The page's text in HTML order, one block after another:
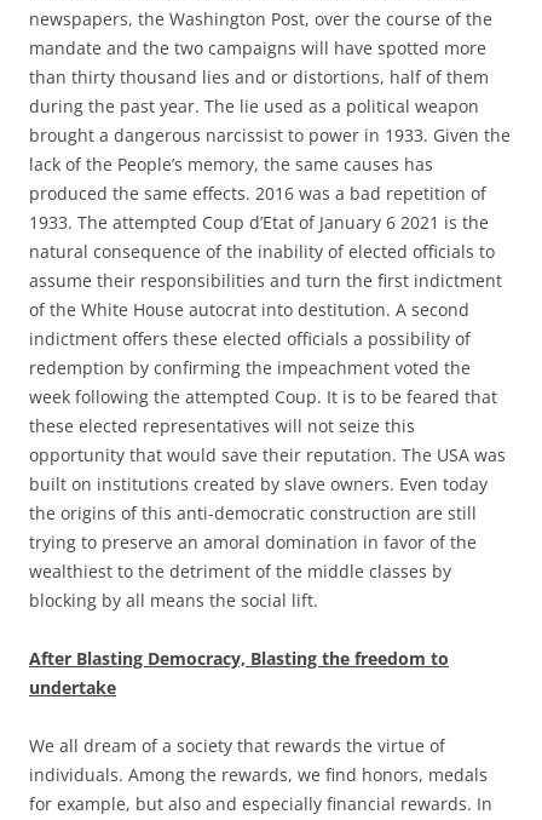
newspapers, the Washington Post, over the course of the
mandate and the two campaigns will have spotted more
than thirty thousand lies and or distortions, half of them
during the past year. The lie used as a political weapon
brought a dangerous narcissist to power in 1933. Given the
lack of the People’s memory, the same causes has
produced the same effects. 2016 was a bad repetition of
1933. The attempted Coup d’Etat of January 6 2021 is the
natural consequence of the inability of elected officials to
assume their responsibilities and turn the first indictment
of the White House autocrat into destitution. A second
indictment offers these elected officials a possibility of
redemption by confirming the impeachment voted the
week following the attempted Coup. It is to be feared that
these elected representatives will not seize this
opportunity that would save their reputation. The USA was
built on institutions created by slave owners. Even today
the origins of this anti-democratic construction are still
trying to preserve an amoral domination in favor of the
wealthiest to the detriment of the middle classes by
blocking by all means the social lift.
After Blasting Democracy, Blasting the freedom to
undertake
We all dream of a society that rewards the virtue of
individuals. Among the rewards, we find honors, medals
for example, but also and especially financial rewards. In